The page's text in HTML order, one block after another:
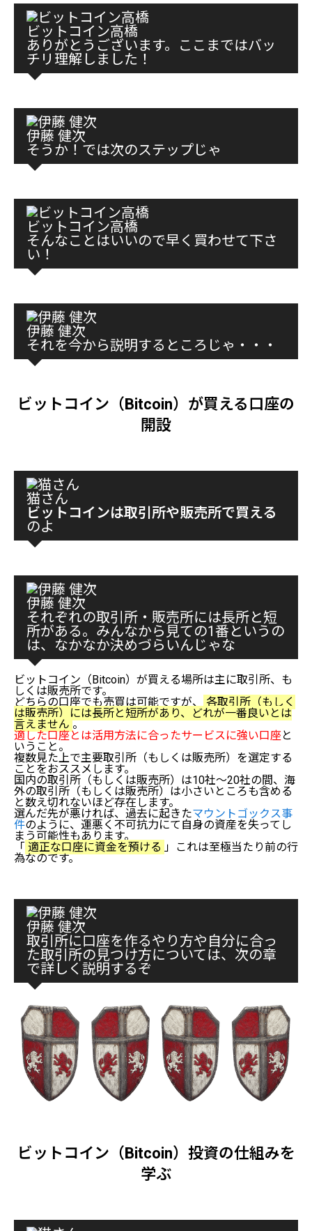
ビットコイン高橋
ありがとうございます。ここまではバッ
チリ理解しました！
伊藤 健次
そうか！では次のステップじゃ
ビットコイン高橋
そんなことはいいので早く買わせて下さ
い！
伊藤 健次
それを今から説明するところじゃ・・・
ビットコイン（Bitcoin）が買える口座の
開設
猫さん
ビットコインは取引所や販売所で買える
のよ
伊藤 健次
それぞれの取引所・販売所には長所と短
所がある。みんなから見ての1番というの
は、なかなか決めづらいんじゃな
ビットコイン（Bitcoin）が買える場所は主に取引所、も
しくは販売所です。
どちらの口座でも売買は可能ですが、
各取引所（もしく
は販売所）には長所と短所があり、どれが一番良いとは
言えません 。
適した口座とは活用方法に合ったサービスに強い口座と
いうこと。
複数見た上で主要取引所（もしくは販売所）を選定する
ことをおススメします。
国内の取引所（もしくは販売所）は10社～20社の間、海
外の取引所（もしくは販売所）は小さいところも含める
と数え切れないほど存在します。
選んだ先が悪ければ、過去に起きたマウントゴックス事
件のように、運悪く不可抗力にて自身の資産を失ってし
まう可能性もあります。
「 適正な口座に資金を預ける 」これは至極当たり前の行
為なのです。
伊藤 健次
取引所に口座を作るやり方や自分に合っ
た取引所の見つけ方については、次の章
で詳しく説明するぞ
ビットコイン（Bitcoin）投資の仕組みを
学ぶ